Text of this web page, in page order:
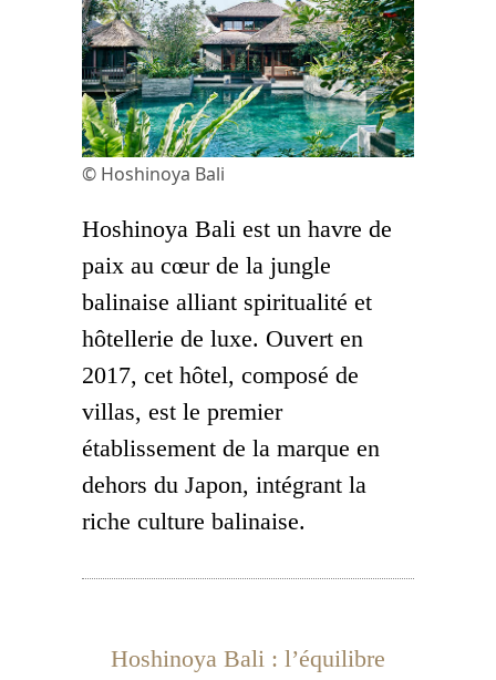
© Hoshinoya Bali
Hoshinoya Bali est un havre de
paix au cœur de la jungle
balinaise alliant spiritualité et
hôtellerie de luxe. Ouvert en
2017, cet hôtel, composé de
villas, est le premier
établissement de la marque en
dehors du Japon, intégrant la
riche culture balinaise.
Hoshinoya Bali : l’équilibre